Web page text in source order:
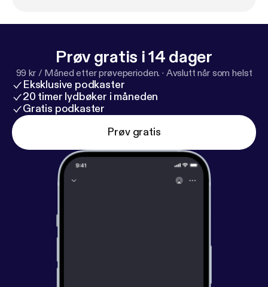
Prøv gratis i 14 dager
99 kr / Måned etter prøveperioden. · Avslutt når som helst
Eksklusive podkaster
20 timer lydbøker i måneden
Gratis podkaster
Prøv gratis